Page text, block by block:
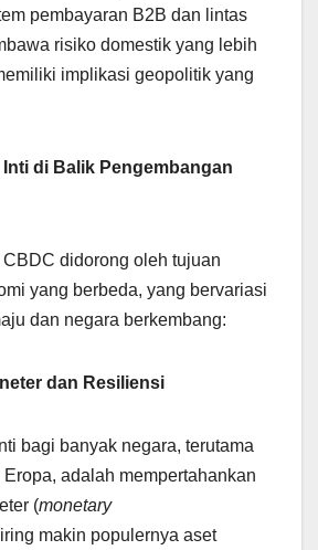
pembayaran B2B dan lintas
risiko domestik yang lebih
implikasi geopolitik yang
di Balik Pengembangan
didorong oleh tujuan
yang berbeda, yang bervariasi
dan negara berkembang:
dan Resiliensi
bagi banyak negara, terutama
adalah mempertahankan
(monetary
makin populernya aset